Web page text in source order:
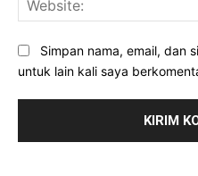
Simpan nama, email, dan
untuk lain kali saya